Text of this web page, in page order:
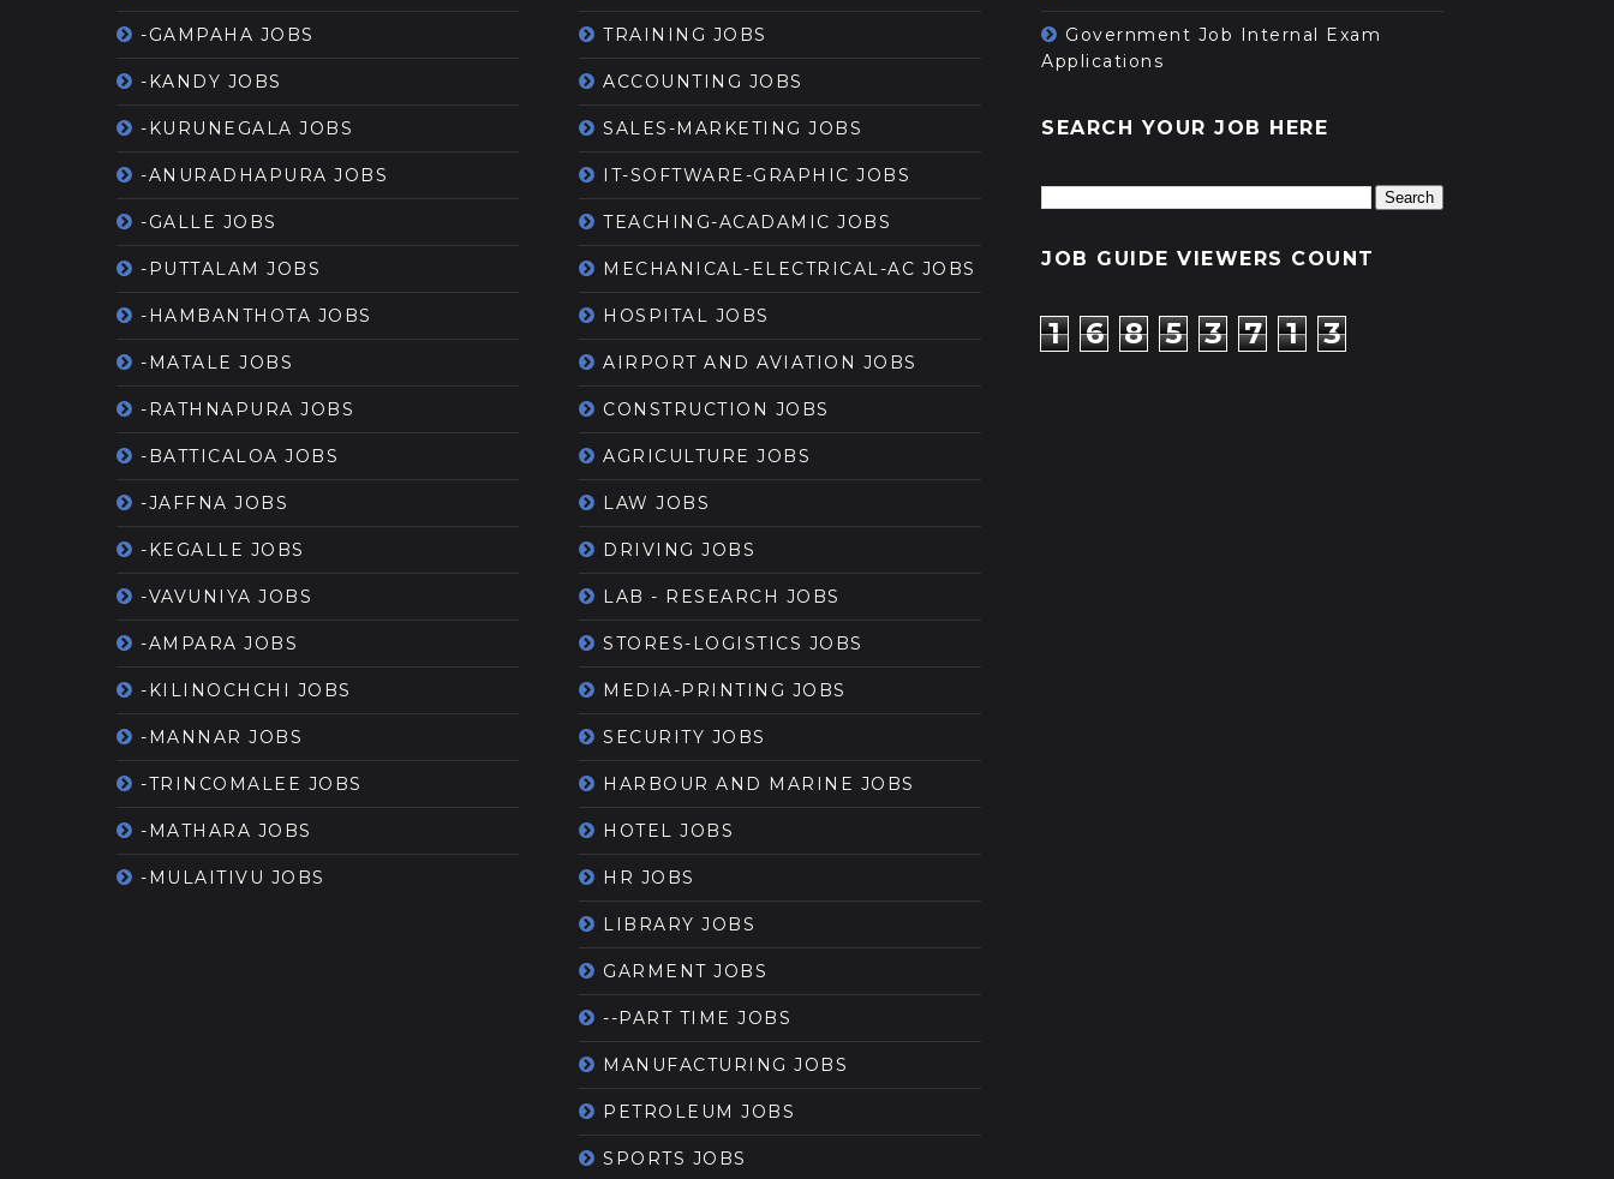
-GAMPAHA JOBS
-KANDY JOBS
-KURUNEGALA JOBS
-ANURADHAPURA JOBS
-GALLE JOBS
-PUTTALAM JOBS
-HAMBANTHOTA JOBS
-MATALE JOBS
-RATHNAPURA JOBS
-BATTICALOA JOBS
-JAFFNA JOBS
-KEGALLE JOBS
-VAVUNIYA JOBS
-AMPARA JOBS
-KILINOCHCHI JOBS
-MANNAR JOBS
-TRINCOMALEE JOBS
-MATHARA JOBS
-MULAITIVU JOBS
TRAINING JOBS
ACCOUNTING JOBS
SALES-MARKETING JOBS
IT-SOFTWARE-GRAPHIC JOBS
TEACHING-ACADAMIC JOBS
MECHANICAL-ELECTRICAL-AC JOBS
HOSPITAL JOBS
AIRPORT AND AVIATION JOBS
CONSTRUCTION JOBS
AGRICULTURE JOBS
LAW JOBS
DRIVING JOBS
LAB - RESEARCH JOBS
STORES-LOGISTICS JOBS
MEDIA-PRINTING JOBS
SECURITY JOBS
HARBOUR AND MARINE JOBS
HOTEL JOBS
HR JOBS
LIBRARY JOBS
GARMENT JOBS
--PART TIME JOBS
MANUFACTURING JOBS
PETROLEUM JOBS
SPORTS JOBS
Government Job Internal Exam
Applications
SEARCH YOUR JOB HERE
JOB GUIDE VIEWERS COUNT
1 6 8 5 3 7 1 3